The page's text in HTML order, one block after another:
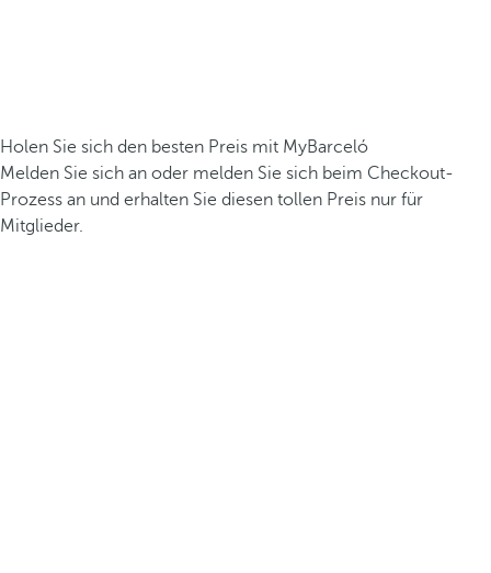
Holen Sie sich den besten Preis mit MyBarceló
Melden Sie sich an oder melden Sie sich beim Checkout-
Prozess an und erhalten Sie diesen tollen Preis nur für
Mitglieder.